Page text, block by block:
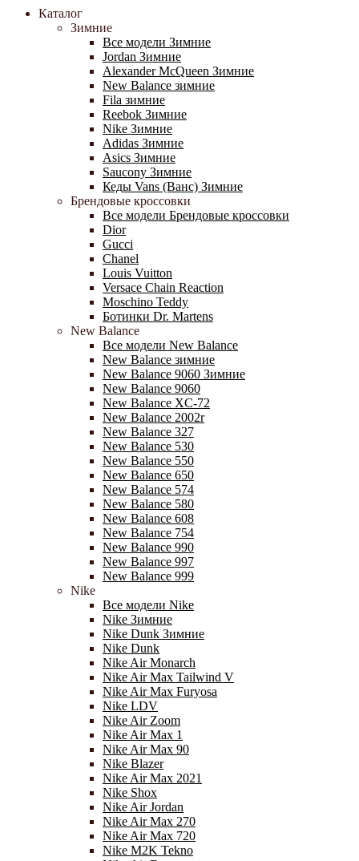
Каталог
Зимние
Все модели Зимние
Jordan Зимние
Alexander McQueen Зимние
New Balance зимние
Fila зимние
Reebok Зимние
Nike Зимние
Adidas Зимние
Asics Зимние
Saucony Зимние
Кеды Vans (Ванс) Зимние
Брендовые кроссовки
Все модели Брендовые кроссовки
Dior
Gucci
Chanel
Louis Vuitton
Versace Chain Reaction
Moschino Teddy
Ботинки Dr. Martens
New Balance
Все модели New Balance
New Balance зимние
New Balance 9060 Зимние
New Balance 9060
New Balance XC-72
New Balance 2002r
New Balance 327
New Balance 530
New Balance 550
New Balance 650
New Balance 574
New Balance 580
New Balance 608
New Balance 754
New Balance 990
New Balance 997
New Balance 999
Nike
Все модели Nike
Nike Зимние
Nike Dunk Зимние
Nike Dunk
Nike Air Monarch
Nike Air Max Tailwind V
Nike Air Max Furyosa
Nike LDV
Nike Air Zoom
Nike Air Max 1
Nike Air Max 90
Nike Blazer
Nike Air Max 2021
Nike Shox
Nike Air Jordan
Nike Air Max 270
Nike Air Max 720
Nike M2K Tekno